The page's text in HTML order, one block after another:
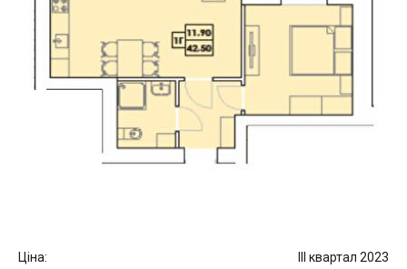
Ціна: III квартал 2023